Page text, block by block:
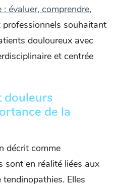
évaluer, comprendre,
professionnels souhaitant
douloureux avec
et centrée
douleurs
de la
décrit comme
sont en réalité liées aux
Elles